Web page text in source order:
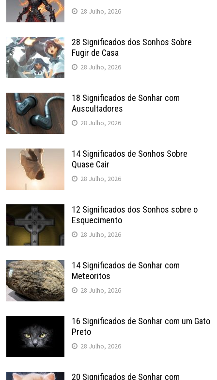
28 Julho, 2026
28 Significados dos Sonhos Sobre
Fugir de Casa
28 Julho, 2026
18 Significados de Sonhar com
Auscultadores
28 Julho, 2026
14 Significados de Sonhos Sobre
Quase Cair
28 Julho, 2026
12 Significados dos Sonhos sobre o
Esquecimento
28 Julho, 2026
14 Significados de Sonhar com
Meteoritos
28 Julho, 2026
16 Significados de Sonhar com um Gato
Preto
28 Julho, 2026
20 Significados de Sonhar com